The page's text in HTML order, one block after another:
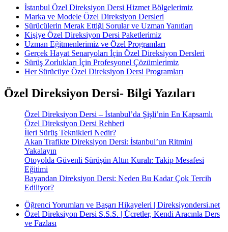
İstanbul Özel Direksiyon Dersi Hizmet Bölgelerimiz
Marka ve Modele Özel Direksiyon Dersleri
Sürücülerin Merak Ettiği Sorular ve Uzman Yanıtları
Kişiye Özel Direksiyon Dersi Paketlerimiz
Uzman Eğitmenlerimiz ve Özel Programları
Gerçek Hayat Senaryoları İçin Özel Direksiyon Dersleri
Sürüş Zorlukları İçin Profesyonel Çözümlerimiz
Her Sürücüye Özel Direksiyon Dersi Programları
Özel Direksiyon Dersi- Bilgi Yazıları
Özel Direksiyon Dersi – İstanbul’da Şişli’nin En Kapsamlı
Özel Direksiyon Dersi Rehberi
İleri Sürüş Teknikleri Nedir?
Akan Trafikte Direksiyon Dersi: İstanbul’un Ritmini
Yakalayın
Otoyolda Güvenli Sürüşün Altın Kuralı: Takip Mesafesi
Eğitimi
Bayandan Direksiyon Dersi: Neden Bu Kadar Çok Tercih
Ediliyor?
Öğrenci Yorumları ve Başarı Hikayeleri | Direksiyondersi.net
Özel Direksiyon Dersi S.S.S. | Ücretler, Kendi Aracınla Ders
ve Fazlası